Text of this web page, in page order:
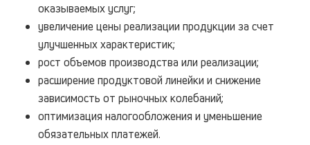
оказываемых услуг;
увеличение цены реализации продукции за счет
улучшенных характеристик;
рост объемов производства или реализации;
расширение продуктовой линейки и снижение
зависимость от рыночных колебаний;
оптимизация налогообложения и уменьшение
обязательных платежей.